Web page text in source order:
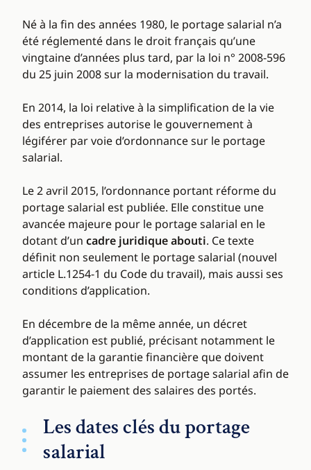
Né à la fin des années 1980, le portage salarial n’a
été réglementé dans le droit français qu’une
vingtaine d’années plus tard, par la loi n° 2008-596
du 25 juin 2008 sur la modernisation du travail.
En 2014, la loi relative à la simplification de la vie
des entreprises autorise le gouvernement à
légiférer par voie d’ordonnance sur le portage
salarial.
Le 2 avril 2015, l’ordonnance portant réforme du
portage salarial est publiée. Elle constitue une
avancée majeure pour le portage salarial en le
dotant d’un cadre juridique abouti. Ce texte
définit non seulement le portage salarial (nouvel
article L.1254-1 du Code du travail), mais aussi ses
conditions d’application.
En décembre de la même année, un décret
d’application est publié, précisant notamment le
montant de la garantie financière que doivent
assumer les entreprises de portage salarial afin de
garantir le paiement des salaires des portés.
Les dates clés du portage
salarial